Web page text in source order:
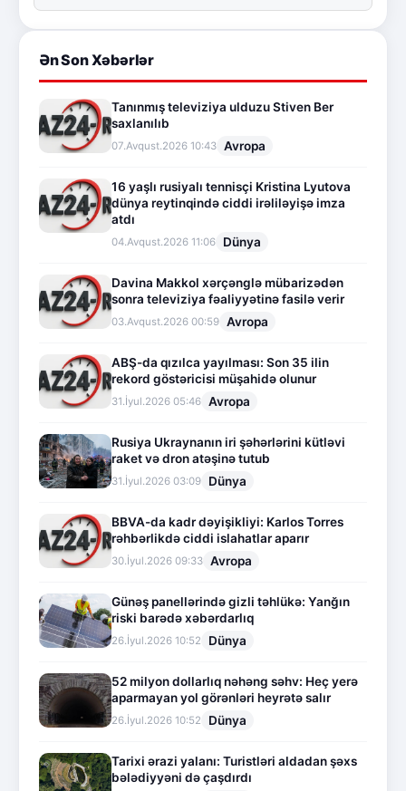
Ən Son Xəbərlər
Tanınmış televiziya ulduzu Stiven Ber
saxlanılıb
07.Avqust.2026 10:43 Avropa
16 yaşlı rusiyalı tennisçi Kristina Lyutova
dünya reytinqində ciddi irəliləyişə imza
atdı
04.Avqust.2026 11:06 Dünya
Davina Makkol xərçənglə mübarizədən
sonra televiziya fəaliyyətinə fasilə verir
03.Avqust.2026 00:59 Avropa
ABŞ-da qızılca yayılması: Son 35 ilin
rekord göstəricisi müşahidə olunur
31.İyul.2026 05:46 Avropa
Rusiya Ukraynanın iri şəhərlərini kütləvi
raket və dron atəşinə tutub
31.İyul.2026 03:09 Dünya
BBVA-da kadr dəyişikliyi: Karlos Torres
rəhbərlikdə ciddi islahatlar aparır
30.İyul.2026 09:33 Avropa
Günəş panellərində gizli təhlükə: Yanğın
riski barədə xəbərdarlıq
26.İyul.2026 10:52 Dünya
52 milyon dollarlıq nəhəng səhv: Heç yerə
aparmayan yol görənləri heyrətə salır
26.İyul.2026 10:52 Dünya
Tarixi ərazi yalanı: Turistləri aldadan şəxs
bələdiyyəni də çaşdırdı